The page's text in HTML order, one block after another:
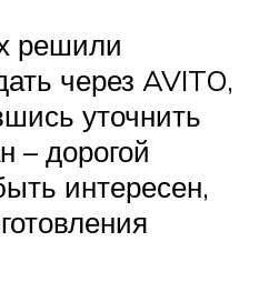
решили
через AVITO,
уточнить
– дорогой
интересен,